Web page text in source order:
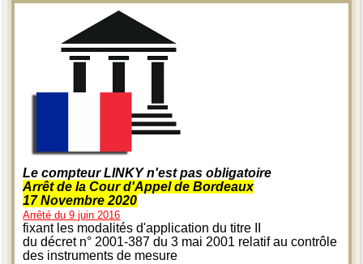
Le compteur LINKY n'est pas obligatoire
Arrêt de la Cour d'Appel de Bordeaux
17 Novembre 2020
Arrêté du 9 juin 2016
fixant les modalités d'application du titre II
du décret n° 2001-387 du 3 mai 2001 relatif au contrôle
des instruments de mesure